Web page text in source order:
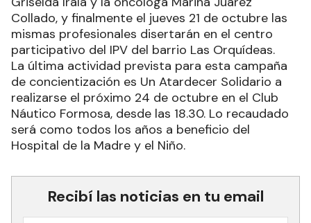
Collado, y finalmente el jueves 21 de octubre las
mismas profesionales disertarán en el centro
participativo del IPV del barrio Las Orquídeas.
La última actividad prevista para esta campaña
de concientización es Un Atardecer Solidario a
realizarse el próximo 24 de octubre en el Club
Náutico Formosa, desde las 18.30. Lo recaudado
será como todos los años a beneficio del
Hospital de la Madre y el Niño.
Recibí las noticias en tu email